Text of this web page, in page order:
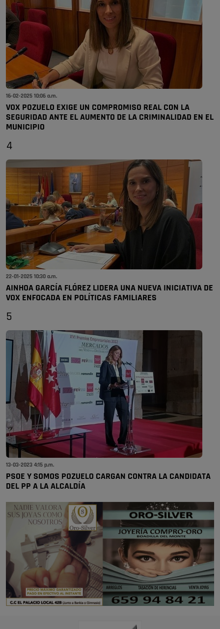
16-02-2025 10:06 a.m.
VOX POZUELO EXIGE UN COMPROMISO REAL CON LA
SEGURIDAD ANTE EL AUMENTO DE LA CRIMINALIDAD EN EL
MUNICIPIO
4
22-01-2025 10:30 a.m.
AINHOA GARCÍA FLÓREZ LIDERA UNA NUEVA INICIATIVA DE
VOX ENFOCADA EN POLÍTICAS FAMILIARES
5
13-03-2023 4:15 p.m.
PSOE Y SOMOS POZUELO CARGAN CONTRA LA CANDIDATA
DEL PP A LA ALCALDÍA